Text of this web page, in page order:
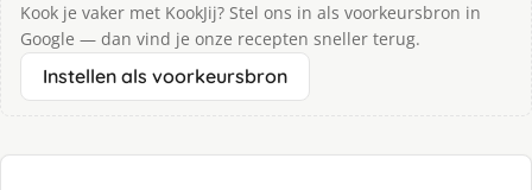
Kook je vaker met KookJij? Stel ons in als voorkeursbron in
Google — dan vind je onze recepten sneller terug.
Instellen als voorkeursbron